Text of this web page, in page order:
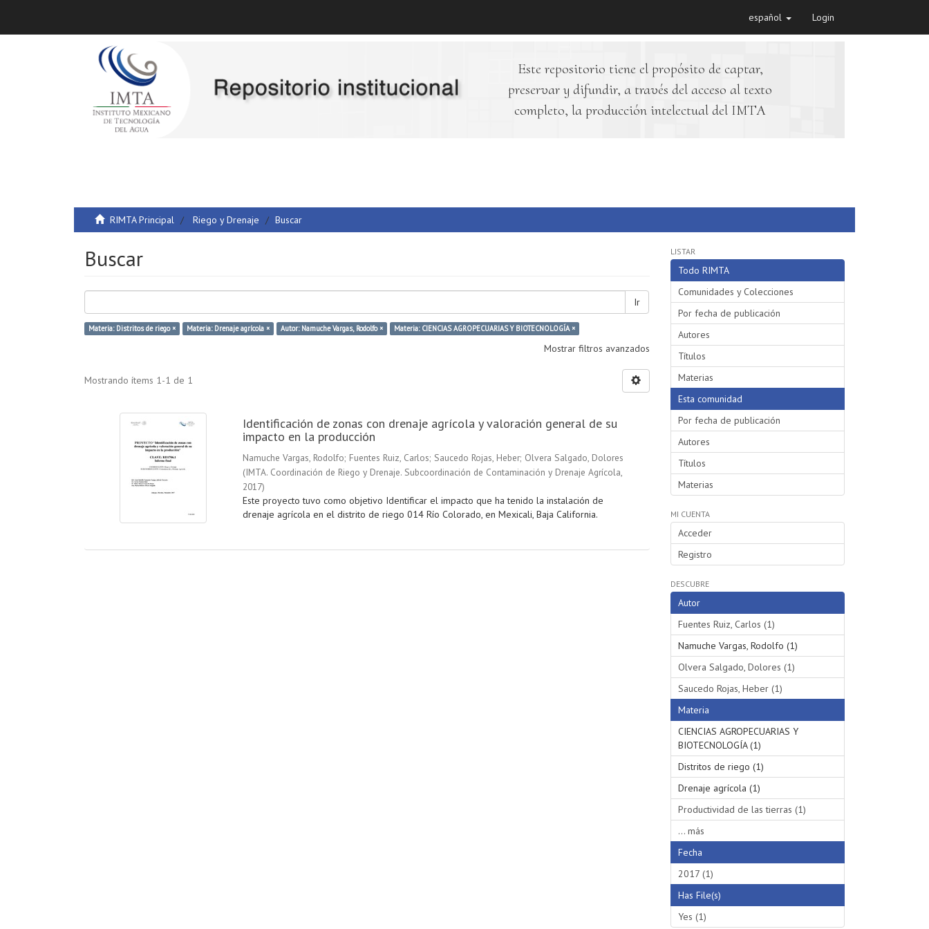
español Login
Este repositorio tiene el propósito de captar,
preservar y difundir, a través del acceso al texto
completo, la producción intelectual del IMTA
RIMTA Principal Riego y Drenaje Buscar
Buscar
Ir
Materia: Distritos de riego × Materia: Drenaje agrícola × Autor: Namuche Vargas, Rodolfo × Materia: CIENCIAS AGROPECUARIAS Y BIOTECNOLOGÍA ×
Mostrar filtros avanzados
Mostrando ítems 1-1 de 1
Identificación de zonas con drenaje agrícola y valoración general de su
impacto en la producción
Namuche Vargas, Rodolfo; Fuentes Ruiz, Carlos; Saucedo Rojas, Heber; Olvera Salgado, Dolores
(IMTA. Coordinación de Riego y Drenaje. Subcoordinación de Contaminación y Drenaje Agrícola,
2017)
Este proyecto tuvo como objetivo Identificar el impacto que ha tenido la instalación de
drenaje agrícola en el distrito de riego 014 Río Colorado, en Mexicali, Baja California.
LISTAR
Todo RIMTA
Comunidades y Colecciones
Por fecha de publicación
Autores
Títulos
Materias
Esta comunidad
Por fecha de publicación
Autores
Títulos
Materias
MI CUENTA
Acceder
Registro
DESCUBRE
Autor
Fuentes Ruiz, Carlos (1)
Namuche Vargas, Rodolfo (1)
Olvera Salgado, Dolores (1)
Saucedo Rojas, Heber (1)
Materia
CIENCIAS AGROPECUARIAS Y
BIOTECNOLOGÍA (1)
Distritos de riego (1)
Drenaje agrícola (1)
Productividad de las tierras (1)
... más
Fecha
2017 (1)
Has File(s)
Yes (1)